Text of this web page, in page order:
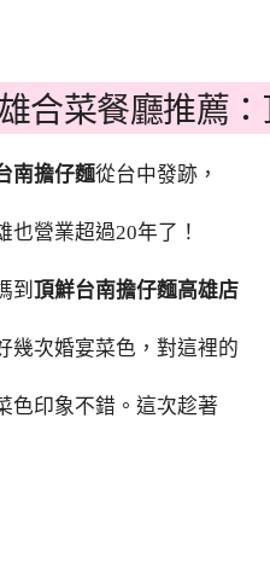
合菜餐廳推薦
南擔仔麵從台中發跡，
也營業超過20年了！
到 頂鮮台南擔仔麵高雄店
幾次婚宴菜色，對這裡的
色印象不錯。這次趁著